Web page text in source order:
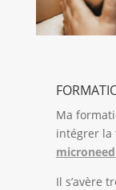
Ma
intégrer la
Il s’avère